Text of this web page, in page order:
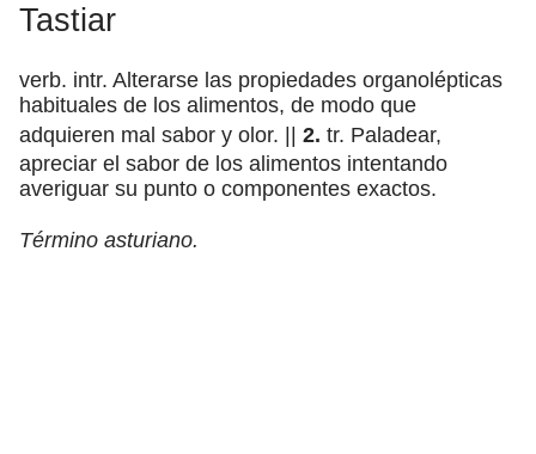
Tastiar
verb. intr. Alterarse las propiedades organolépticas
habituales de los alimentos, de modo que
adquieren mal sabor y olor. || 2. tr. Paladear,
apreciar el sabor de los alimentos intentando
averiguar su punto o componentes exactos.
Término asturiano.